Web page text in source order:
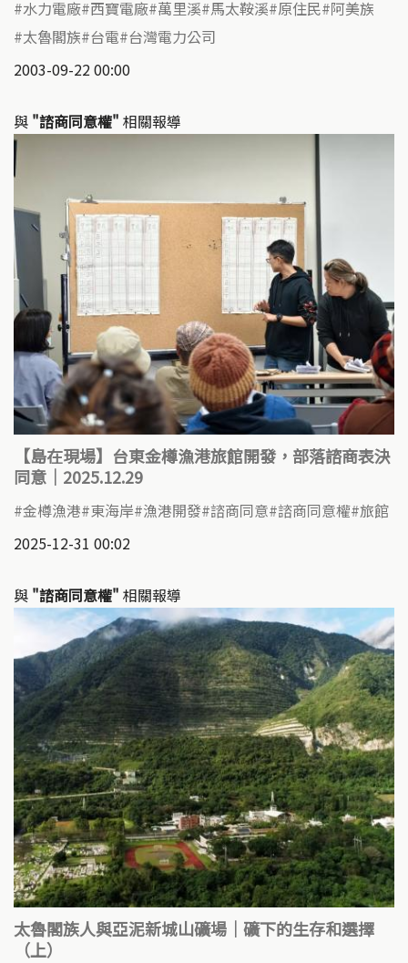
水力電廠 西寶電廠 萬里溪 馬太鞍溪 原住民 阿美族
太魯閣族 台電 台灣電力公司
2003-09-22 00:00
與 "諮商同意權" 相關報導
【島在現場】台東金樽漁港旅館開發，部落諮商表決
同意｜2025.12.29
金樽漁港 東海岸 漁港開發 諮商同意 諮商同意權 旅館
2025-12-31 00:02
與 "諮商同意權" 相關報導
太魯閣族人與亞泥新城山礦場｜礦下的生存和選擇
（上）